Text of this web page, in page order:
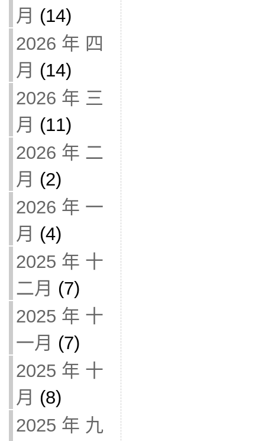
月 (14)
2026 年 四
月 (14)
2026 年 三
月 (11)
2026 年 二
月 (2)
2026 年 一
月 (4)
2025 年 十
二月 (7)
2025 年 十
一月 (7)
2025 年 十
月 (8)
2025 年 九